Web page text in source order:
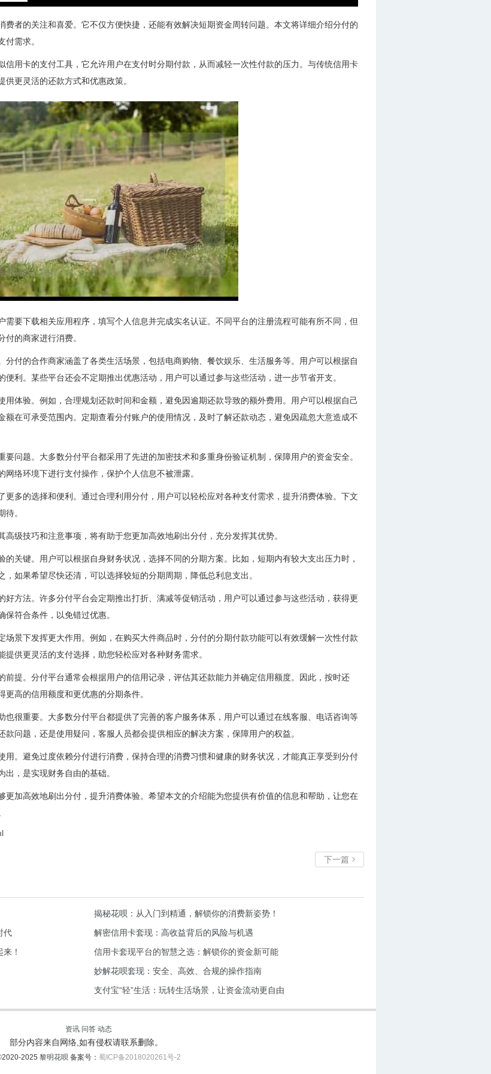
费者的关注和喜爱。它不仅方便快捷，还能有效解决短期资金周转问题。本文将详细介绍分付的
需求。
信用卡的支付工具，它允许用户在支付时分期付款，从而减轻一次性付款的压力。与传统信用卡
更灵活的还款方式和优惠政策。
需要下载相关应用程序，填写个人信息并完成实名认证。不同平台的注册流程可能有所不同，但
的商家进行消费。
付的合作商家涵盖了各类生活场景，包括电商购物、餐饮娱乐、生活服务等。用户可以根据自
利。某些平台还会不定期推出优惠活动，用户可以通过参与这些活动，进一步节省开支。
用体验。例如，合理规划还款时间和金额，避免因逾期还款导致的额外费用。用户可以根据自己
额在可承受范围内。定期查看分付账户的使用情况，及时了解还款动态，避免因疏忽大意造成不
问题。大多数分付平台都采用了先进的加密技术和多重身份验证机制，保障用户的资金安全。
络环境下进行支付操作，保护个人信息不被泄露。
更多的选择和便利。通过合理利用分付，用户可以轻松应对各种支付需求，提升消费体验。下文
。
级技巧和注意事项，将有助于您更加高效地刷出分付，充分发挥其优势。
关键。用户可以根据自身财务状况，选择不同的分期方案。比如，短期内有较大支出压力时，
如果希望尽快还清，可以选择较短的分期周期，降低总利息支出。
好方法。许多分付平台会定期推出打折、满减等促销活动，用户可以通过参与这些活动，获得更
符合条件，以免错过优惠。
场景下发挥更大作用。例如，在购买大件商品时，分付的分期付款功能可以有效缓解一次性付款
供更灵活的支付选择，助您轻松应对各种财务需求。
前提。分付平台通常会根据用户的信用记录，评估其还款能力并确定信用额度。因此，按时还
高的信用额度和更优惠的分期条件。
也很重要。大多数分付平台都提供了完善的客户服务体系，用户可以通过在线客服、电话咨询等
问题，还是使用疑问，客服人员都会提供相应的解决方案，保障用户的权益。
用。避免过度依赖分付进行消费，保持合理的消费习惯和健康的财务状况，才能真正享受到分付
，是实现财务自由的基础。
更加高效地刷出分付，提升消费体验。希望本文的介绍能为您提供有价值的信息和帮助，让您在
下一篇 
揭秘花呗：从入门到精通，解锁你的消费新姿势！
代
解密信用卡套现：高收益背后的风险与机遇
！
信用卡套现平台的智慧之选：解锁你的资金新可能
妙解花呗套现：安全、高效、合规的操作指南
支付宝“轻”生活：玩转生活场景，让资金流动更自由
资讯 问答 动态
部分内容来自网络,如有侵权请联系删除。
2025 黎明花呗 备案号： 蜀ICP备2018020261号-2